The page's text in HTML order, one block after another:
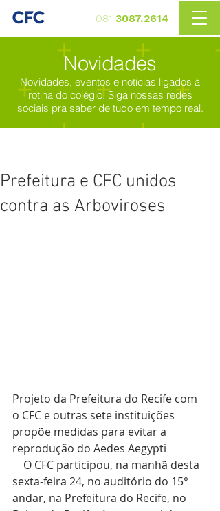
081 3087.2614
Novidades
Novidades, eventos e notícias ligados à
rotina do colégio. Siga nossas redes
sociais pra saber de tudo em tempo real.
Prefeitura e CFC unidos
contra as Arboviroses
Projeto da Prefeitura do Recife com
o CFC e outras sete instituições
propõe medidas para evitar a
reprodução do Aedes Aegypti
sexta-feira 24, no auditório do 15°
andar, na Prefeitura do Recife, no